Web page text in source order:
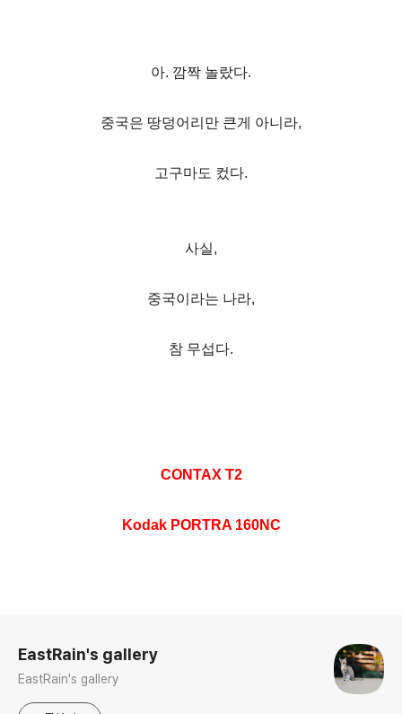
아. 깜짝 놀랐다.
중국은 땅덩어리만 큰게 아니라,
고구마도 컸다.
사실,
중국이라는 나라,
참 무섭다.
CONTAX T2
Kodak PORTRA 160NC
EastRain's gallery
EastRain's gallery